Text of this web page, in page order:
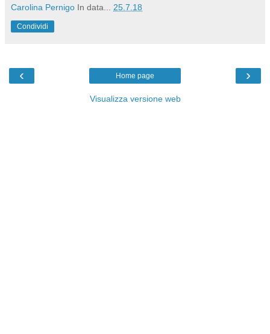
Carolina Pernigo In data... 25.7.18
Condividi
‹ ›
Home page
Visualizza versione web